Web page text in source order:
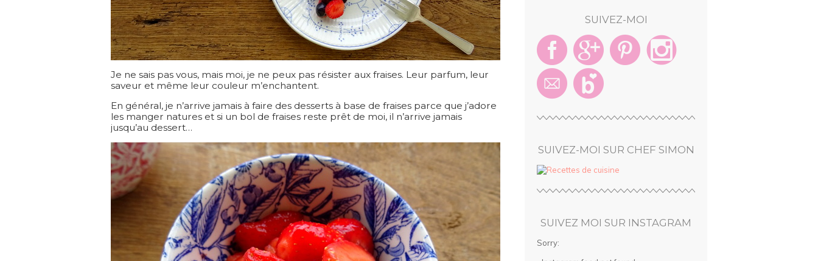
Je ne sais pas vous, mais moi, je ne peux pas résister aux fraises. Leur parfum, leur
saveur et même leur couleur m’enchantent.
En général, je n’arrive jamais à faire des desserts à base de fraises parce que j’adore
les manger natures et si un bol de fraises reste prêt de moi, il n’arrive jamais
jusqu’au dessert…
SUIVEZ-MOI
SUIVEZ-MOI SUR CHEF SIMON
SUIVEZ MOI SUR INSTAGRAM
Sorry: